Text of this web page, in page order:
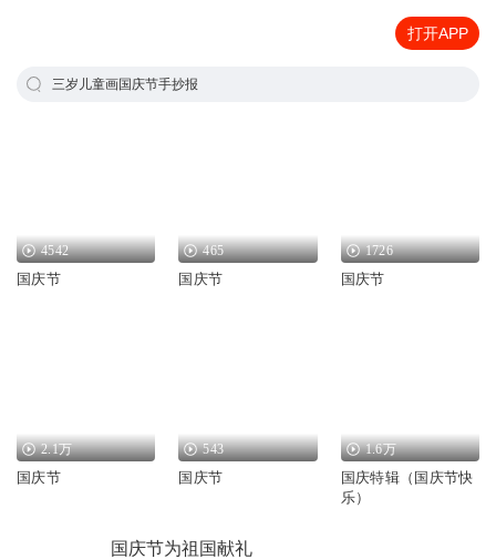
打开APP
三岁儿童画国庆节手抄报
4542
国庆节
465
国庆节
1726
国庆节
2.1万
国庆节
543
国庆节
1.6万
国庆特辑（国庆节快
乐）
国庆节为祖国献礼